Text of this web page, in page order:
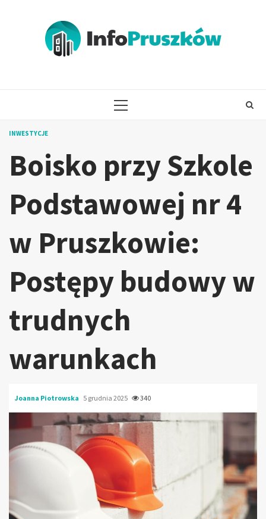
PRIMARY
INWESTYCJE
Boisko przy Szkole
Podstawowej nr 4
w Pruszkowie:
Postępy budowy w
trudnych
warunkach
Joanna Piotrowska 5 grudnia 2025 340